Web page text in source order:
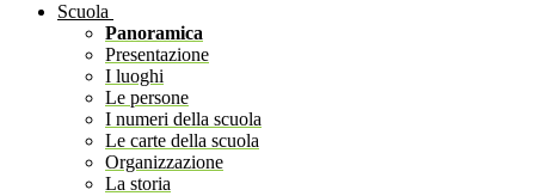
Scuola
Panoramica
Presentazione
I luoghi
Le persone
I numeri della scuola
Le carte della scuola
Organizzazione
La storia